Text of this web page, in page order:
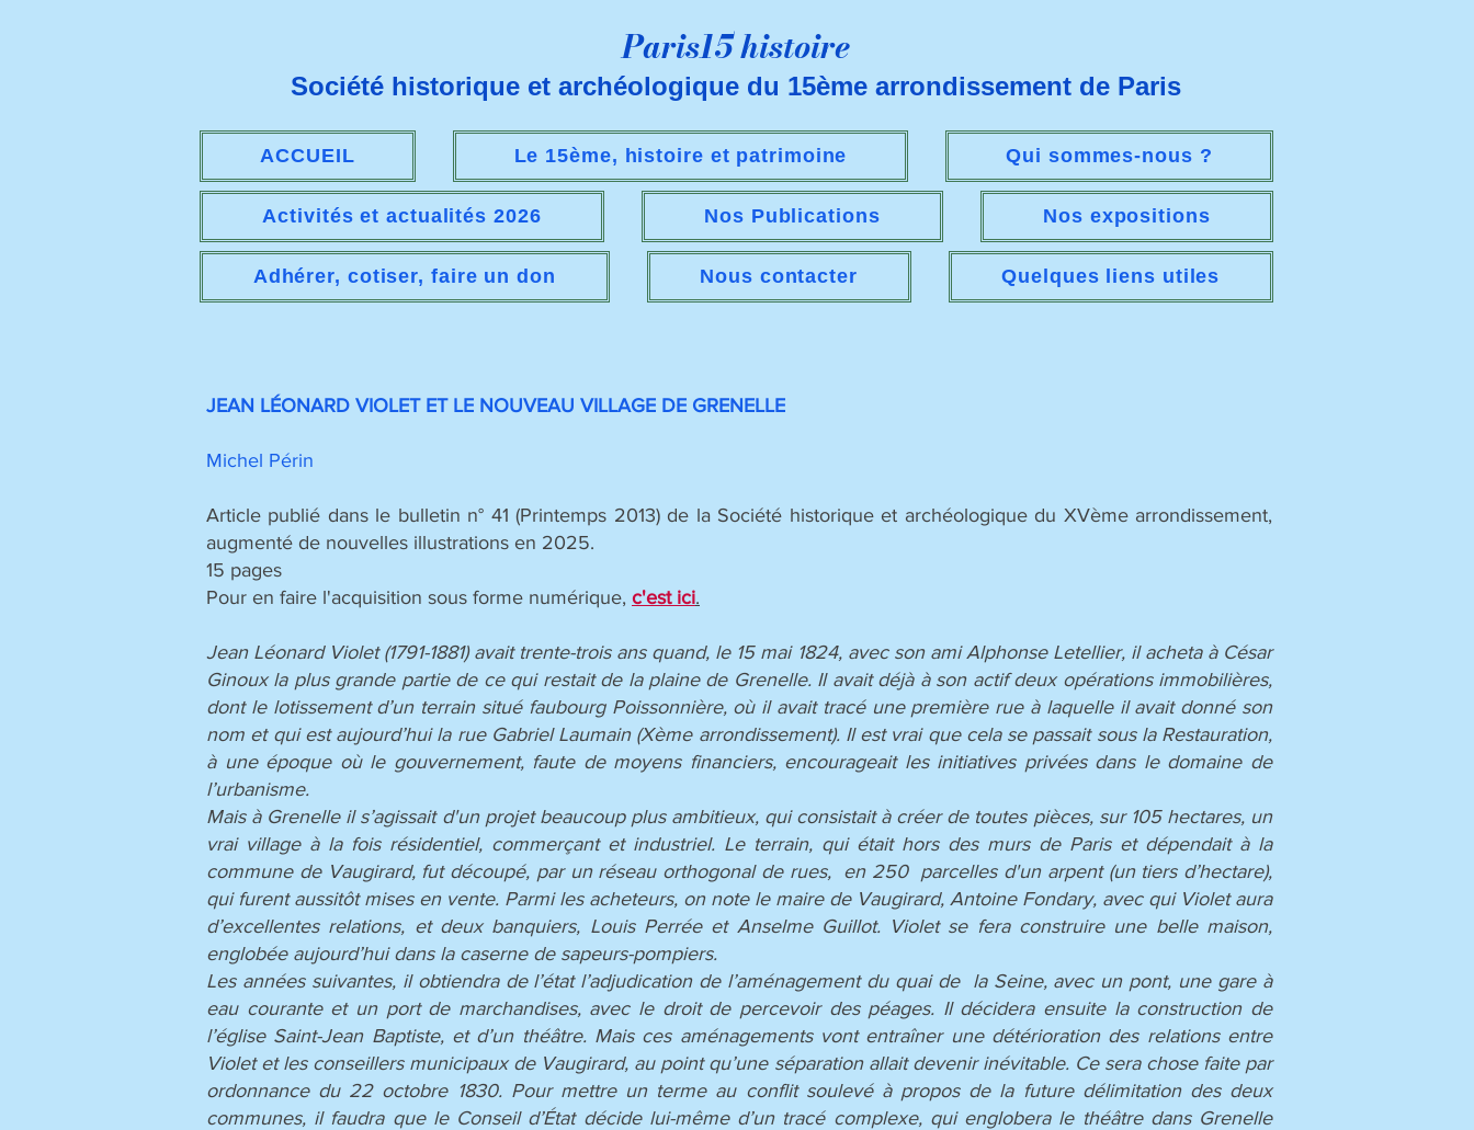
Paris15 histoire
Société historique et archéologique du 15ème arrondissement de Paris
ACCUEIL Le 15ème, histoire et patrimoine Qui sommes-nous ?
Activités et actualités 2026 Nos Publications Nos expositions
Adhérer, cotiser, faire un don Nous contacter Quelques liens utiles
JEAN LÉONARD VIOLET ET LE NOUVEAU VILLAGE DE GRENELLE
Michel Périn
Article publié dans le bulletin n° 41 (Printemps 2013) de la Société historique et archéologique du XVème arrondissement,
augmenté de nouvelles illustrations en 2025.
15 pages
Pour en faire l'acquisition sous forme numérique, c'est ici.
Jean Léonard Violet (1791-1881) avait trente-trois ans quand, le 15 mai 1824, avec son ami Alphonse Letellier, il acheta à César
Ginoux la plus grande partie de ce qui restait de la plaine de Grenelle. Il avait déjà à son actif deux opérations immobilières,
dont le lotissement d’un terrain situé faubourg Poissonnière, où il avait tracé une première rue à laquelle il avait donné son
nom et qui est aujourd’hui la rue Gabriel Laumain (Xème arrondissement). Il est vrai que cela se passait sous la Restauration,
à une époque où le gouvernement, faute de moyens financiers, encourageait les initiatives privées dans le domaine de
l’urbanisme.
Mais à Grenelle il s’agissait d'un projet beaucoup plus ambitieux, qui consistait à créer de toutes pièces, sur 105 hectares, un
vrai village à la fois résidentiel, commerçant et industriel. Le terrain, qui était hors des murs de Paris et dépendait à la
commune de Vaugirard, fut découpé, par un réseau orthogonal de rues, en 250 parcelles d'un arpent (un tiers d’hectare),
qui furent aussitôt mises en vente. Parmi les acheteurs, on note le maire de Vaugirard, Antoine Fondary, avec qui Violet aura
d’excellentes relations, et deux banquiers, Louis Perrée et Anselme Guillot. Violet se fera construire une belle maison,
englobée aujourd’hui dans la caserne de sapeurs-pompiers.
Les années suivantes, il obtiendra de l’état l’adjudication de l’aménagement du quai de la Seine, avec un pont, une gare à
eau courante et un port de marchandises, avec le droit de percevoir des péages. Il décidera ensuite la construction de
l’église Saint-Jean Baptiste, et d’un théâtre. Mais ces aménagements vont entraîner une détérioration des relations entre
Violet et les conseillers municipaux de Vaugirard, au point qu’une séparation allait devenir inévitable. Ce sera chose faite par
ordonnance du 22 octobre 1830. Pour mettre un terme au conflit soulevé à propos de la future délimitation des deux
communes, il faudra que le Conseil d’État décide lui-même d’un tracé complexe, qui englobera le théâtre dans Grenelle